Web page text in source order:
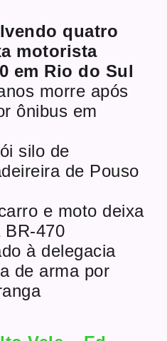
quatro
motorista
em Rio do Sul
morre após
ônibus em
silo de
de Pouso
e moto deixa
BR-470
à delegacia
de arma por